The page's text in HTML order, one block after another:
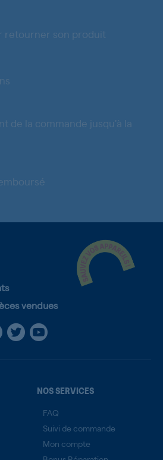
retourner son produit
de la commande jusqu'à la
vendues
NOS SERVICES
FAQ
Suivi de commande
Mon compte